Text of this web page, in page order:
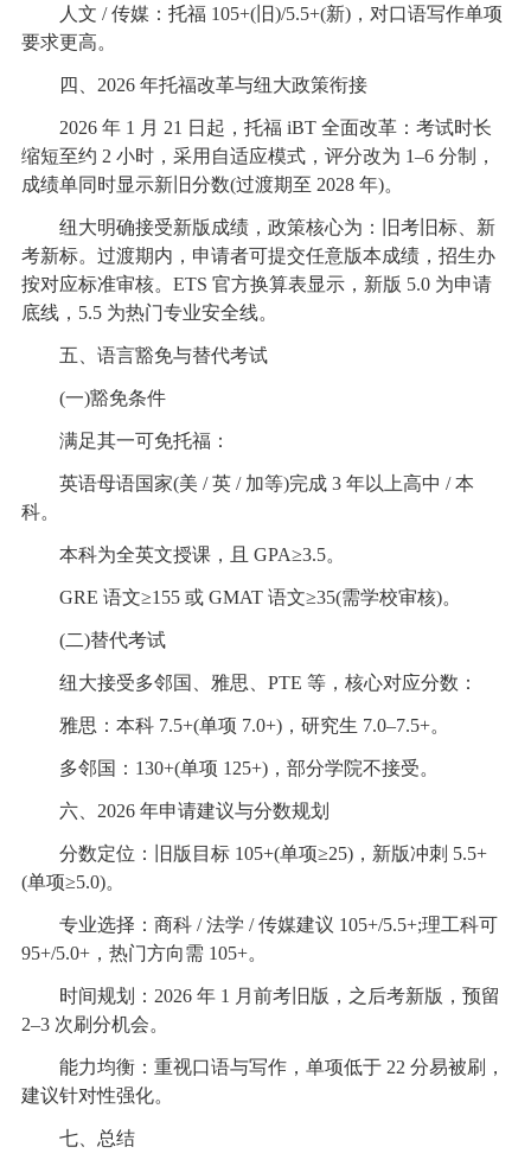
人文 / 传媒：托福 105+(旧)/5.5+(新)，对口语写作单项
要求更高。
四、2026 年托福改革与纽大政策衔接
2026 年 1 月 21 日起，托福 iBT 全面改革：考试时长
缩短至约 2 小时，采用自适应模式，评分改为 1–6 分制，
成绩单同时显示新旧分数(过渡期至 2028 年)。
纽大明确接受新版成绩，政策核心为：旧考旧标、新
考新标。过渡期内，申请者可提交任意版本成绩，招生办
按对应标准审核。ETS 官方换算表显示，新版 5.0 为申请
底线，5.5 为热门专业安全线。
五、语言豁免与替代考试
(一)豁免条件
满足其一可免托福：
英语母语国家(美 / 英 / 加等)完成 3 年以上高中 / 本
科。
本科为全英文授课，且 GPA≥3.5。
GRE 语文≥155 或 GMAT 语文≥35(需学校审核)。
(二)替代考试
纽大接受多邻国、雅思、PTE 等，核心对应分数：
雅思：本科 7.5+(单项 7.0+)，研究生 7.0–7.5+。
多邻国：130+(单项 125+)，部分学院不接受。
六、2026 年申请建议与分数规划
分数定位：旧版目标 105+(单项≥25)，新版冲刺 5.5+
(单项≥5.0)。
专业选择：商科 / 法学 / 传媒建议 105+/5.5+;理工科可
95+/5.0+，热门方向需 105+。
时间规划：2026 年 1 月前考旧版，之后考新版，预留
2–3 次刷分机会。
能力均衡：重视口语与写作，单项低于 22 分易被刷，
建议针对性强化。
七、总结